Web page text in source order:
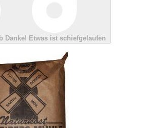
Danke! Etwas ist schiefgelaufen